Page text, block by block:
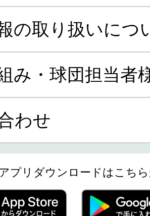
の取り扱いにつ
み・球団担当者
わせ
アプリダウンロードはこち